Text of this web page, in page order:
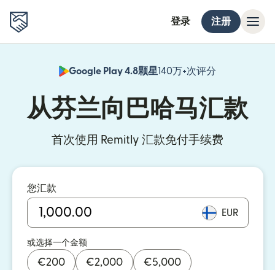
登录 注册
Google Play 4.8颗星140万+次评分
从芬兰向巴哈马汇款
首次使用 Remitly 汇款免付手续费
您汇款
EUR
或选择一个金额
€200 €2,000 €5,000